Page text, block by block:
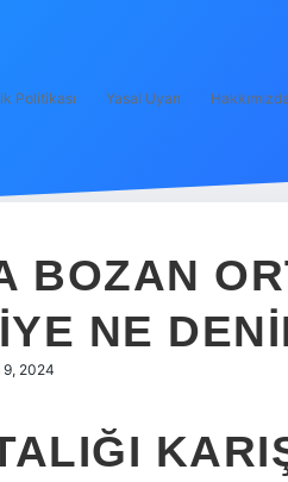
Politikası Yasal Uyarı Hakkımızda
BOZAN
NE
9, 2024